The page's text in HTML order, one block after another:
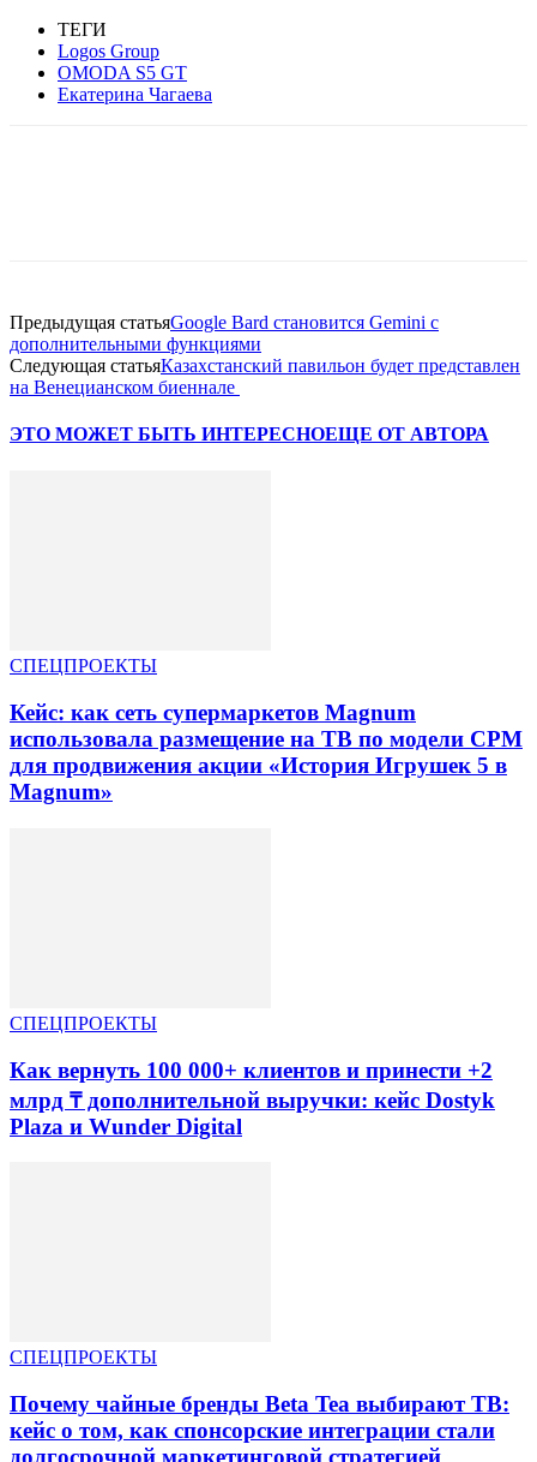
ТЕГИ
Logos Group
OMODA S5 GT
Екатерина Чагаева
Предыдущая статьяGoogle Bard становится Gemini с
дополнительными функциями
Следующая статьяКазахстанский павильон будет представлен
на Венецианском биеннале
ЭТО МОЖЕТ БЫТЬ ИНТЕРЕСНОЕЩЕ ОТ АВТОРА
СПЕЦПРОЕКТЫ
Кейс: как сеть супермаркетов Magnum
использовала размещение на ТВ по модели CPM
для продвижения акции «История Игрушек 5 в
Magnum»
СПЕЦПРОЕКТЫ
Как вернуть 100 000+ клиентов и принести +2
млрд ₸ дополнительной выручки: кейс Dostyk
Plaza и Wunder Digital
СПЕЦПРОЕКТЫ
Почему чайные бренды Beta Tea выбирают ТВ:
кейс о том, как спонсорские интеграции стали
долгосрочной маркетинговой стратегией